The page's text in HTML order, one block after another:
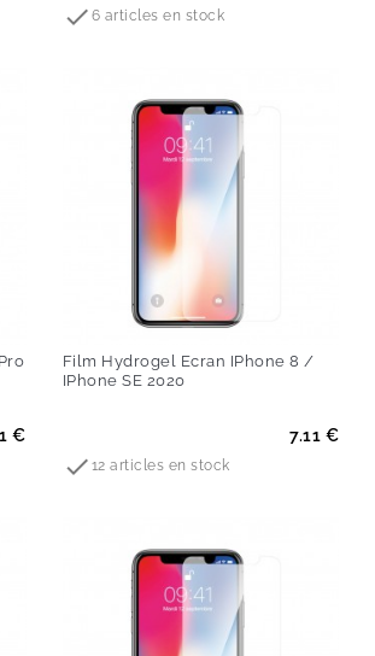
 6 articles en stock
€
Film Hydrogel Ecran IPhone 8 /
IPhone SE 2020
7.11 €
 12 articles en stock